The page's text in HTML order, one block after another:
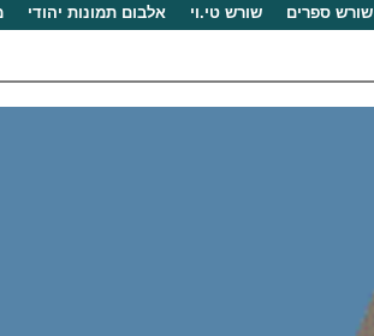
שורש ספרים שורש טי.וי אלבום תמונות יהודי